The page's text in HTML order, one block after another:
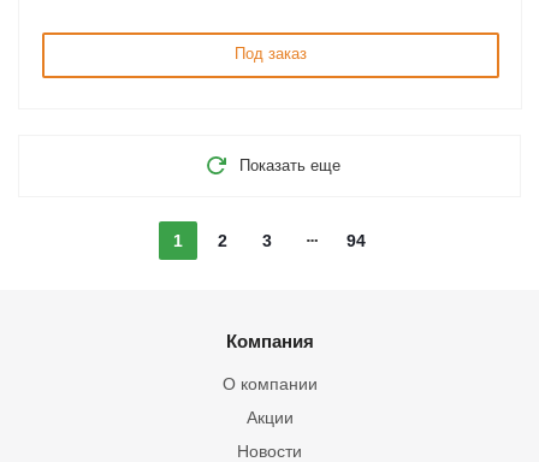
Под заказ
Показать еще
1 2 3 94
Компания
О компании
Акции
Новости